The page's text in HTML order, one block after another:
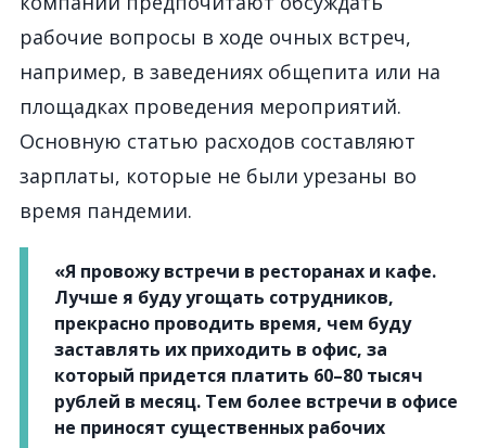
рабочие вопросы в ходе очных встреч,
например, в заведениях общепита или на
площадках проведения мероприятий.
Основную статью расходов составляют
зарплаты, которые не были урезаны во
время пандемии.
«Я провожу встречи в ресторанах и кафе.
Лучше я буду угощать сотрудников,
прекрасно проводить время, чем буду
заставлять их приходить в офис, за
который придется платить 60–80 тысяч
рублей в месяц. Тем более встречи в офисе
не приносят существенных рабочих